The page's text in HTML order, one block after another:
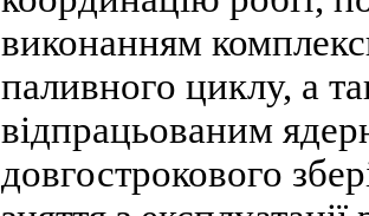
виконанням
паливного циклу, а
відпрацьованим
довгострокового